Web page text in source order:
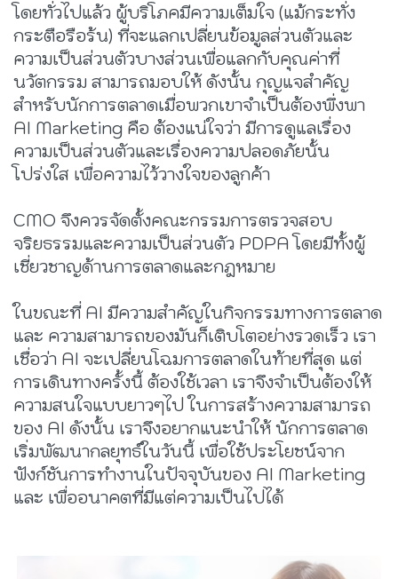
โดยทั่วไปแล้ว ผู้บริโภคมีความเต็มใจ (แม้กระทั่ง
กระตือรือร้น) ที่จะแลกเปลี่ยนข้อมูลส่วนตัวและ
ความเป็นส่วนตัวบางส่วนเพื่อแลกกับคุณค่าที่
นวัตกรรม สามารถมอบให้ ดังนั้น กุญแจสำคัญ
สำหรับนักการตลาดเมื่อพวกเขาจำเป็นต้องพึ่งพา
AI Marketing คือ ต้องแน่ใจว่า มีการดูแลเรื่อง
ความเป็นส่วนตัวและเรื่องความปลอดภัยนั้น
โปร่งใส เพื่อความไว้วางใจของลูกค้า
CMO จึงควรจัดตั้งคณะกรรมการตรวจสอบ
จริยธรรมและความเป็นส่วนตัว PDPA โดยมีทั้งผู้
เชี่ยวชาญด้านการตลาดและกฎหมาย
ในขณะที่ AI มีความสำคัญในกิจกรรมทางการตลาด
และ ความสามารถของมันก็เติบโตอย่างรวดเร็ว เรา
เชื่อว่า AI จะเปลี่ยนโฉมการตลาดในท้ายที่สุด แต่
การเดินทางครั้งนี้ ต้องใช้เวลา เราจึงจำเป็นต้องให้
ความสนใจแบบยาวๆไป ในการสร้างความสามารถ
ของ AI ดังนั้น เราจึงอยากแนะนำให้ นักการตลาด
เริ่มพัฒนากลยุทธ์ในวันนี้ เพื่อใช้ประโยชน์จาก
ฟังก์ชันการทำงานในปัจจุบันของ AI Marketing
และ เพื่ออนาคตที่มีแต่ความเป็นไปได้